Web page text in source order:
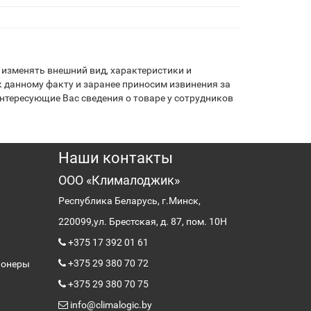
внешний вид, характеристики и
факту и заранее приносим извинения за
Вас сведения о товаре у сотрудников
Наши контакты
ООО «Клималоджик»
Республика Беларусь, г.Минск,
220099,ул. Брестская, д. 87, пом. 10Н
+375 17 392 01 61
+375 29 380 70 72
+375 29 380 70 75
info@climalogic.by